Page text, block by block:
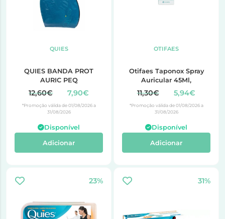
QUIES
QUIES BANDA PROT
AURIC PEQ
12,60€ 7,90€
*Promoção válida de 01/08/2026 a
31/08/2026
Disponível
Adicionar
OTIFAES
Otifaes Taponox Spray
Auricular 45Ml,
11,30€ 5,94€
*Promoção válida de 01/08/2026 a
31/08/2026
Disponível
Adicionar
23% 31%